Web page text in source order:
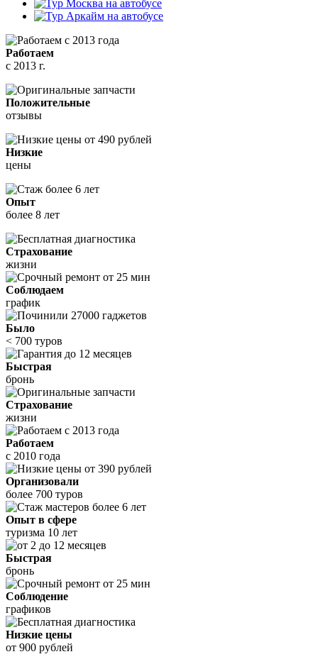
Работаем
с 2013 г.
Положительные
отзывы
Низкие
цены
Опыт
более 8 лет
Страхование
жизни
Соблюдаем
график
Было
< 700 туров
Быстрая
бронь
Страхование
жизни
Работаем
с 2010 года
Организовали
более 700 туров
Опыт в сфере
туризма 10 лет
Быстрая
бронь
Соблюдение
графиков
Низкие цены
от 900 рублей